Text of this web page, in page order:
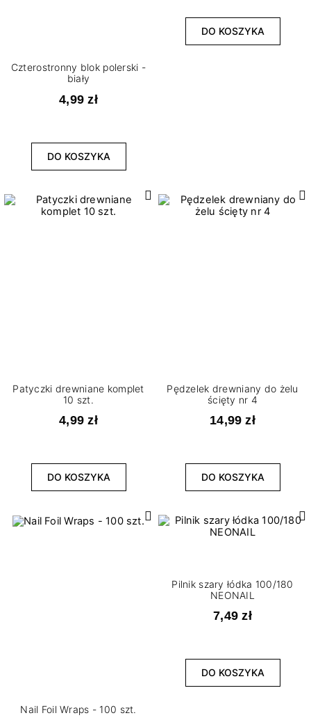
Czterostronny blok polerski -
biały
4,99 zł
DO KOSZYKA
DO KOSZYKA
Patyczki drewniane komplet
10 szt.
4,99 zł
DO KOSZYKA
Pędzelek drewniany do żelu
ścięty nr 4
14,99 zł
DO KOSZYKA
Nail Foil Wraps - 100 szt.
Pilnik szary łódka 100/180
NEONAIL
7,49 zł
DO KOSZYKA